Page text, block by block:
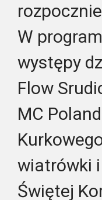
W
występy
Flow
MC
wiatrówki
Świętej